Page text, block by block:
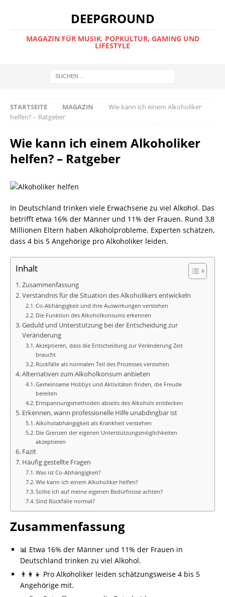
DEEPGROUND
MAGAZIN FÜR MUSIK, POPKULTUR, GAMING UND
LIFESTYLE
STARTSEITE MAGAZIN
Wie kann ich einem Alkoholiker
helfen? – Ratgeber
Wie kann ich einem Alkoholiker
helfen? – Ratgeber
In Deutschland trinken viele Erwachsene zu viel Alkohol. Das
betrifft etwa 16% der Männer und 11% der Frauen. Rund 3,8
Millionen Eltern haben Alkoholprobleme. Experten schätzen,
dass 4 bis 5 Angehörige pro Alkoholiker leiden.
Inhalt
Zusammenfassung
Verständnis für die Situation des Alkoholikers entwickeln
Co-Abhängigkeit und ihre Auswirkungen verstehen
Die Funktion des Alkoholkonsums erkennen
Geduld und Unterstützung bei der Entscheidung zur
Veränderung
Akzeptieren, dass die Entscheidung zur Veränderung Zeit
braucht
Rückfälle als normalen Teil des Prozesses verstehen
Alternativen zum Alkoholkonsum anbieten
Gemeinsame Hobbys und Aktivitäten finden, die Freude
bereiten
Entspannungsmethoden abseits des Alkohols entdecken
Erkennen, wann professionelle Hilfe unabdingbar ist
Alkoholabhängigkeit als Krankheit verstehen
Die Grenzen der eigenen Unterstützungsmöglichkeiten
akzeptieren
Fazit
Häufig gestellte Fragen
Was ist Co-Abhängigkeit?
Wie kann ich einem Alkoholiker helfen?
Sollte ich auf meine eigenen Bedürfnisse achten?
Sind Rückfälle normal?
Zusammenfassung
📊 Etwa 16% der Männer und 11% der Frauen in
Deutschland trinken zu viel Alkohol.
👨‍👩‍👧 Pro Alkoholiker leiden schätzungsweise 4 bis 5
Angehörige mit.